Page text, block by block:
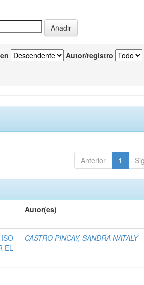
Autor/registro
Anterior 1
Autor(es)
EL
CASTRO PINCAY, SANDRA NATALY